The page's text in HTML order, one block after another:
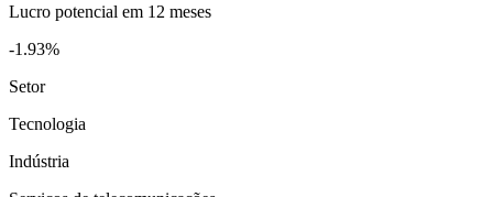
Lucro potencial em 12 meses
-1.93%
Setor
Tecnologia
Indústria